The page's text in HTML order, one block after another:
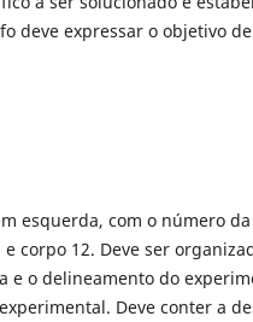
deve expressar o objetivo
esquerda, com o número
corpo 12. Deve ser
e o delineamento do
Deve conter a